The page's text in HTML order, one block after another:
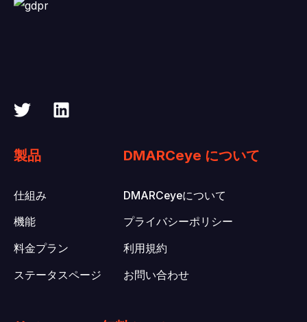
製品
仕組み
機能
料金プラン
ステータスページ
DMARCeye について
DMARCeyeについて
プライバシーポリシー
利用規約
お問い合わせ